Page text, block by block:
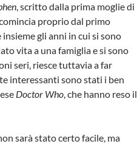
, scritto dalla prima moglie di
proprio dal primo
gli anni in cui si sono
vita a una famiglia e si sono
seri, riesce tuttavia a far
interessanti sono stati i ben
Doctor Who, che hanno reso il
sarà stato certo facile, ma